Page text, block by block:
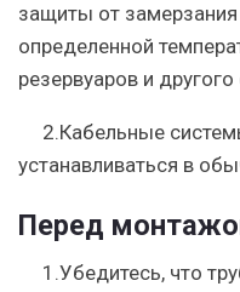
защиты от
определенной
резервуаров и
2.Кабельные
устанавливаться в
Перед
1.Убедитесь, что